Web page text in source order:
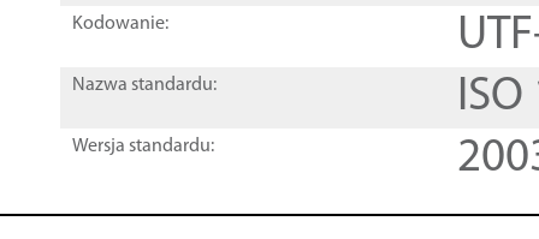
Kodowanie:
Nazwa standardu:
Wersja standardu: